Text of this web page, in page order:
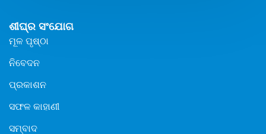
ଶୀଘ୍ର ସଂଯୋଗ
ମୂଳ ପୃଷ୍ଠା
ନିବେଦନ
ପ୍ରକାଶନ
ସଫଳ କାହାଣୀ
ସମ୍ବାଦ